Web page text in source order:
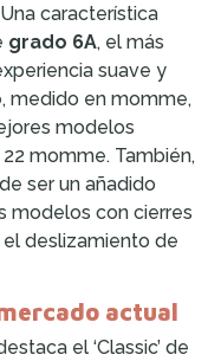
característica
grado 6A, el más
suave y
, medido en momme,
modelos
momme. También,
ser un añadido
modelos con cierres
deslizamiento de
actual
el ‘Classic’ de